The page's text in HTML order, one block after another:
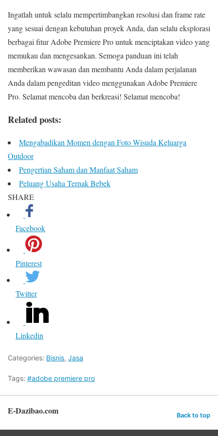
Ingatlah untuk selalu mempertimbangkan resolusi dan frame rate
yang sesuai dengan kebutuhan proyek Anda, dan selalu eksplorasi
berbagai fitur Adobe Premiere Pro untuk menciptakan video yang
memukau dan mengesankan. Semoga panduan ini telah
memberikan wawasan dan membantu Anda dalam perjalanan
Anda dalam pengeditan video menggunakan Adobe Premiere
Pro. Selamat mencoba dan berkreasi! Selamat mencoba!
Related posts:
Mengabadikan Momen dengan Foto Wisuda Keluarga
Outdoor
Pengertian Saham dan Manfaat Saham
Peluang Usaha Ternak Bebek
SHARE
Facebook
Pinterest
Twitter
Linkedin
Categories: Bisnis, Jasa
Tags: #adobe premiere pro
E-Dazibao.com Back to top